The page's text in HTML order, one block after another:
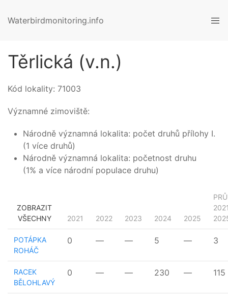
Waterbirdmonitoring.info
Těrlická (v.n.)
Kód lokality: 71003
Významné zimoviště:
Národně významná lokalita: počet druhů přílohy I.
(1 více druhů)
Národně významná lokalita: početnost druhu
(1% a více národní populace druhu)
ZOBRAZIT
VŠECHNY
2021 2022 2023 2024 2025
POTÁPKA
ROHÁČ
0 — — 5 — 3
RACEK
BĚLOHLAVÝ
0 — — 230 — 115